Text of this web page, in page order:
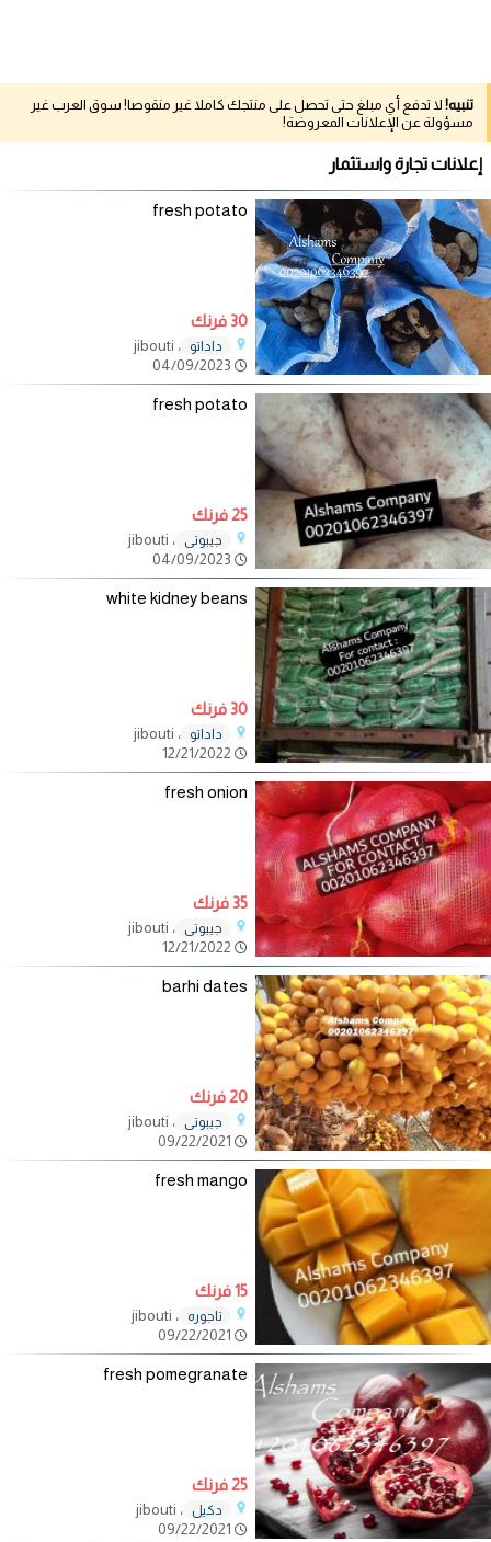
تنبيه! لا تدفع أي مبلغ حتى تحصل على منتجك كاملا غير منقوصا! سوق العرب غير
مسؤولة عن الإعلانات المعروضة!
إعلانات تجارة واستثمار
fresh potato
30 فرنك
داداتو
، jibouti
fresh potato
25 فرنك
جيبوتي
، jibouti
white kidney beans
30 فرنك
داداتو
، jibouti
fresh onion
35 فرنك
جيبوتي
، jibouti
barhi dates
20 فرنك
جيبوتي
، jibouti
fresh mango
15 فرنك
تاجوره
، jibouti
fresh pomegranate
25 فرنك
دكيل ، jibouti